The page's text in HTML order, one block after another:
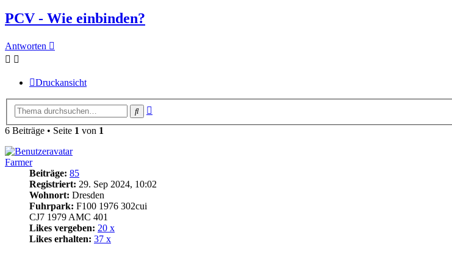
letzten
Beitrag
PCV - Wie einbinden?
Antworten
Druckansicht
Suche
6 Beiträge • Seite 1 von 1
Farmer
Beiträge: 85
Registriert: 29. Sep 2024, 10:02
Wohnort: Dresden
Fuhrpark: F100 1976 302cui
CJ7 1979 AMC 401
Likes vergeben: 20 x
Likes erhalten: 37 x